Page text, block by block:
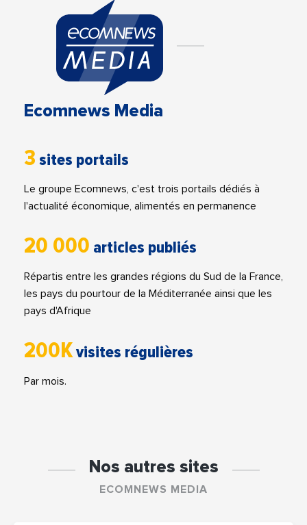
Ecomnews Media
3 sites portails
Le groupe Ecomnews, c'est trois portails dédiés à
l'actualité économique, alimentés en permanence
20 000 articles publiés
Répartis entre les grandes régions du Sud de la France,
les pays du pourtour de la Méditerranée ainsi que les
pays d'Afrique
200Kvisites régulières
Par mois.
Nos autres sites
ECOMNEWS MEDIA